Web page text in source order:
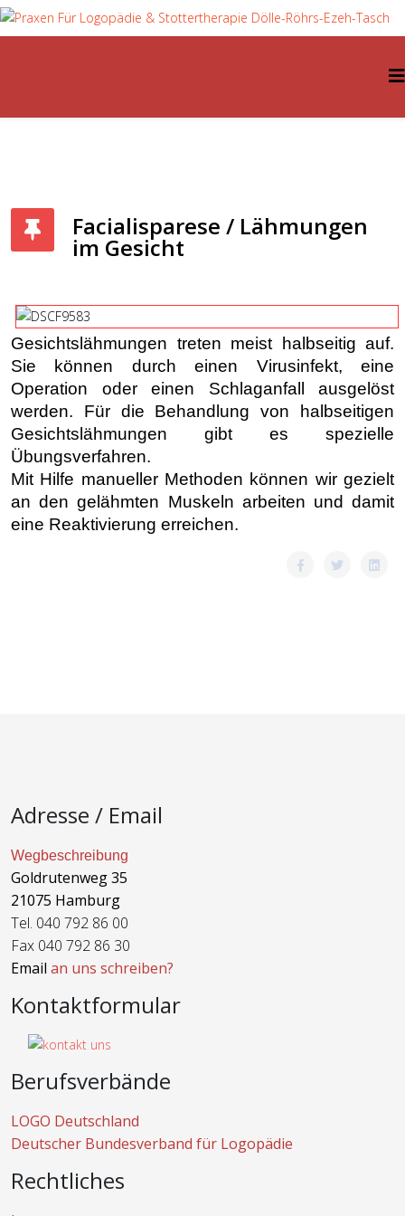
Facialisparese / Lähmungen
im Gesicht
Gesichtslähmungen treten meist halbseitig auf.
Sie können durch einen Virusinfekt, eine
Operation oder einen Schlaganfall ausgelöst
werden. Für die Behandlung von halbseitigen
Gesichtslähmungen gibt es spezielle
Übungsverfahren.
Mit Hilfe manueller Methoden können wir gezielt
an den gelähmten Muskeln arbeiten und damit
eine Reaktivierung erreichen.
Adresse / Email
Wegbeschreibung
Goldrutenweg 35
21075 Hamburg
Tel. 040 792 86 00
Fax 040 792 86 30
Email an uns schreiben?
Kontaktformular
Berufsverbände
LOGO Deutschland
Deutscher Bundesverband für Logopädie
Rechtliches